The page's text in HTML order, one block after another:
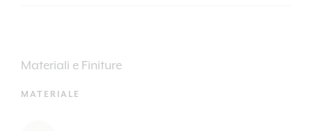
Materiali e Finiture
MATERIALE